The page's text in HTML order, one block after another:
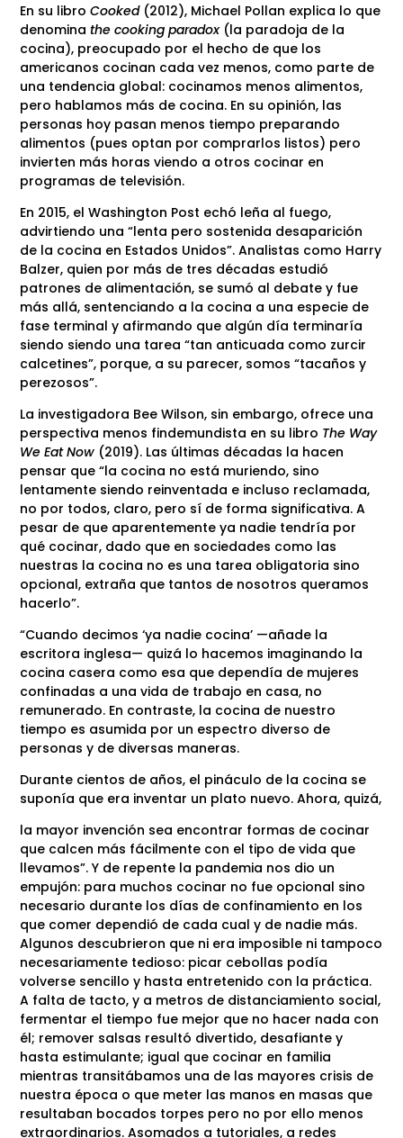
En su libroCooked (2012), Michael Pollan explica lo que
denomina the cooking paradox (la paradoja de la
cocina), preocupado por el hecho de que los
americanos cocinan cada vez menos, como parte de
una tendencia global: cocinamos menos alimentos,
pero hablamos más de cocina. En su opinión, las
personas hoy pasan menos tiempo preparando
alimentos (pues optan por comprarlos listos) pero
invierten más horas viendo a otros cocinar en
programas de televisión.
En 2015, el Washington Post echó leña al fuego,
advirtiendo una “lenta pero sostenida desaparición
de la cocina en Estados Unidos”. Analistas como Harry
Balzer, quien por más de tres décadas estudió
patrones de alimentación, se sumó al debate y fue
más allá, sentenciando a la cocina a una especie de
fase terminal y afirmando que algún día terminaría
siendo siendo una tarea “tan anticuada como zurcir
calcetines”, porque, a su parecer, somos “tacaños y
perezosos”.
La investigadora Bee Wilson, sin embargo, ofrece una
perspectiva menos findemundista en su libro The Way
We Eat Now (2019). Las últimas décadas la hacen
pensar que “la cocina no está muriendo, sino
lentamente siendo reinventada e incluso reclamada,
no por todos, claro, pero sí de forma significativa. A
pesar de que aparentemente ya nadie tendría por
qué cocinar, dado que en sociedades como las
nuestras la cocina no es una tarea obligatoria sino
opcional, extraña que tantos de nosotros queramos
hacerlo”.
“Cuando decimos ‘ya nadie cocina’ —añade la
escritora inglesa— quizá lo hacemos imaginando la
cocina casera como esa que dependía de mujeres
confinadas a una vida de trabajo en casa, no
remunerado. En contraste, la cocina de nuestro
tiempo es asumida por un espectro diverso de
personas y de diversas maneras.
Durante cientos de años, el pináculo de la cocina se
suponía que era inventar un plato nuevo. Ahora, quizá,
la mayor invención sea encontrar formas de cocinar
que calcen más fácilmente con el tipo de vida que
llevamos”. Y de repente la pandemia nos dio un
empujón: para muchos cocinar no fue opcional sino
necesario durante los días de confinamiento en los
que comer dependió de cada cual y de nadie más.
Algunos descubrieron que ni era imposible ni tampoco
necesariamente tedioso: picar cebollas podía
volverse sencillo y hasta entretenido con la práctica.
A falta de tacto, y a metros de distanciamiento social,
fermentar el tiempo fue mejor que no hacer nada con
él; remover salsas resultó divertido, desafiante y
hasta estimulante; igual que cocinar en familia
mientras transitábamos una de las mayores crisis de
nuestra época o que meter las manos en masas que
resultaban bocados torpes pero no por ello menos
extraordinarios. Asomados a tutoriales, a redes